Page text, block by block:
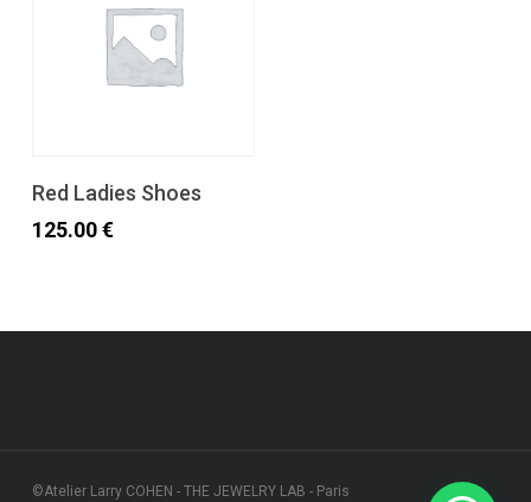
Ajouter Au Panier
Red Ladies Shoes
125.00€
©Atelier Larry COHEN - THE JEWELRY LAB - Paris